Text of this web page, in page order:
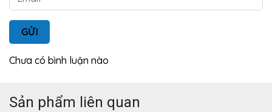
GỬI
Chưa có bình luận nào
Sản phẩm liên quan